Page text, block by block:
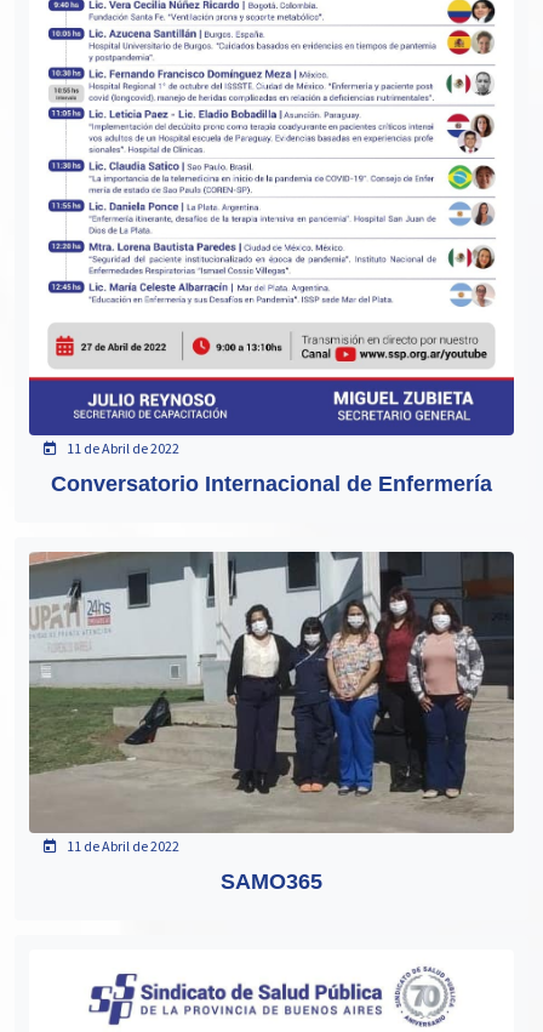
11 de Abril de 2022
Conversatorio Internacional de Enfermería
11 de Abril de 2022
SAMO365